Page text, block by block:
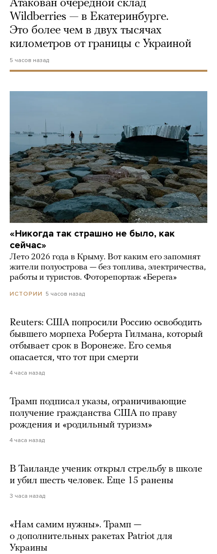
Атакован очередной склад
Wildberries — в Екатеринбурге.
Это более чем в двух тысячах
километров от границы с Украиной
5 часов назад
«Никогда так страшно не было, как
сейчас»
Лето 2026 года в Крыму. Вот каким его запомнят
жители полуострова — без топлива, электричества,
работы и туристов. Фоторепортаж «Берега»
ИСТОРИИ 5 часов назад
Reuters: США попросили Россию освободить
бывшего морпеха Роберта Гилмана, который
отбывает срок в Воронеже. Его семья
опасается, что тот при смерти
4 часа назад
Трамп подписал указы, ограничивающие
получение гражданства США по праву
рождения и «родильный туризм»
4 часа назад
В Таиланде ученик открыл стрельбу в школе
и убил шесть человек. Еще 15 ранены
3 часа назад
«Нам самим нужны». Трамп —
о дополнительных ракетах Patriot для
Украины